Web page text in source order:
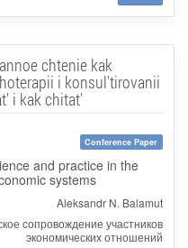
chtenie kak
i konsul'tirovanii
i kak chitat'
Conference Paper
and practice in the
systems
Aleksandr N. Balamut
сопровождение участников
экономических отношений